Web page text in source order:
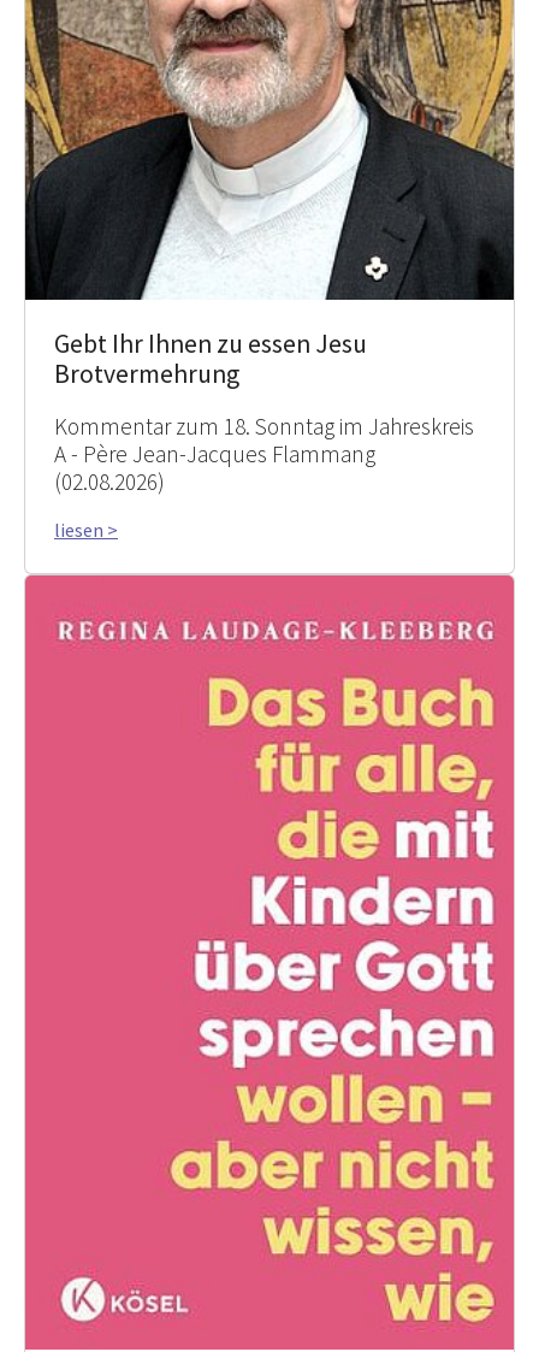
Gebt Ihr Ihnen zu essen Jesu
Brotvermehrung
Kommentar zum 18. Sonntag im Jahreskreis
A - Père Jean-Jacques Flammang
(02.08.2026)
liesen >